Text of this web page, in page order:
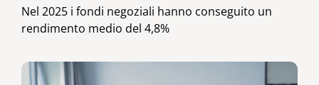
Nel 2025 i fondi negoziali hanno conseguito un
rendimento medio del 4,8%